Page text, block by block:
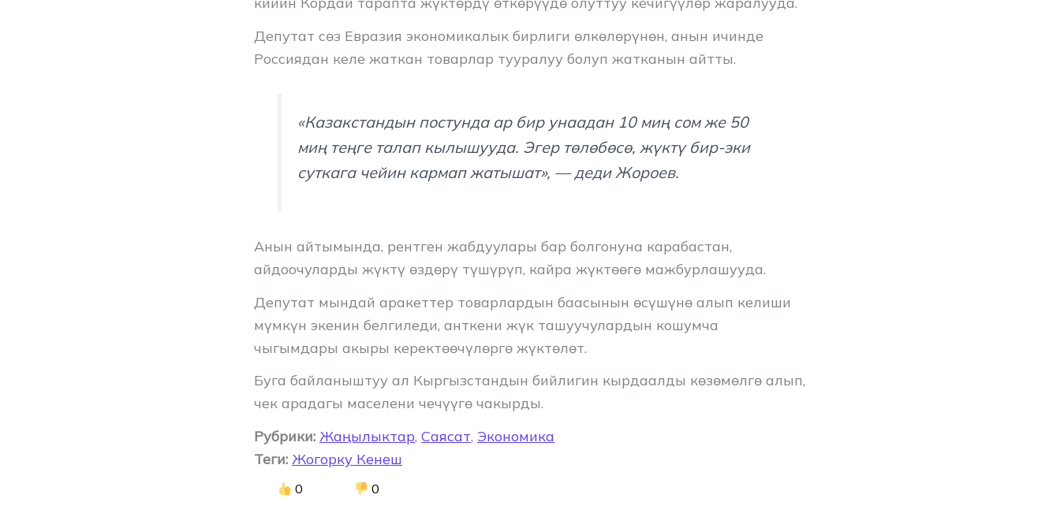
Депутат сөз Евразия экономикалык бирлиги өлкөлөрүнөн, анын ичинде
Россиядан келе жаткан товарлар тууралуу болуп жатканын айтты.
«Казакстандын постунда ар бир унаадан 10 миң сом же 50
миң теңге талап кылышууда. Эгер төлөбөсө, жүктү бир-эки
суткага чейин кармап жатышат», — деди Жороев.
Анын айтымында, рентген жабдуулары бар болгонуна карабастан,
айдоочуларды жүктү өздөрү түшүрүп, кайра жүктөөгө мажбурлашууда.
Депутат мындай аракеттер товарлардын баасынын өсүшүнө алып келиши
мүмкүн экенин белгиледи, анткени жүк ташуучулардын кошумча
чыгымдары акыры керектөөчүлөргө жүктөлөт.
Буга байланыштуу ал Кыргызстандын бийлигин кырдаалды көзөмөлгө алып,
чек арадагы маселени чечүүгө чакырды.
Рубрики: Жаңылыктар, Саясат, Экономика
Теги: Жогорку Кенеш
0 0